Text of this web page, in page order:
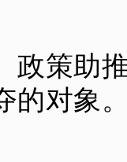
政策助
的对象